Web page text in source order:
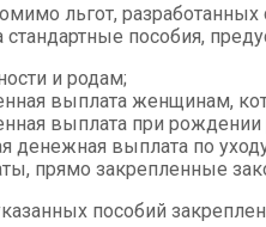
льгот,
пособия,
и родам;
выплата женщинам,
выплата при рождении
денежная выплата по
прямо закрепленные
пособий